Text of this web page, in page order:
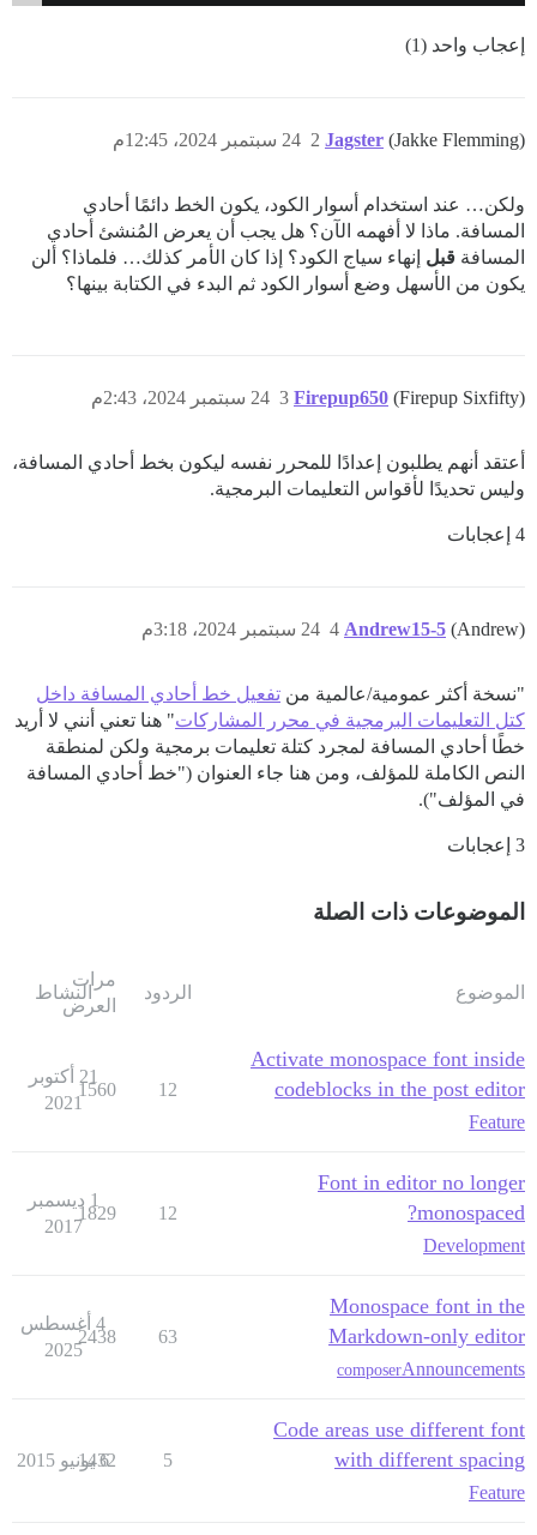
إعجاب واحد (1)
Jagster (Jakke Flemming) 24 سبتمبر 2024، 12:45م 2
ولكن… عند استخدام أسوار الكود، يكون الخط دائمًا أحادي
المسافة. ماذا لا أفهمه الآن؟ هل يجب أن يعرض المُنشئ أحادي
المسافة قبل إنهاء سياج الكود؟ إذا كان الأمر كذلك… فلماذا؟ ألن
يكون من الأسهل وضع أسوار الكود ثم البدء في الكتابة بينها؟
Firepup650 (Firepup Sixfifty) 24 سبتمبر 2024، 2:43م 3
أعتقد أنهم يطلبون إعدادًا للمحرر نفسه ليكون بخط أحادي المسافة،
وليس تحديدًا لأقواس التعليمات البرمجية.
4 إعجابات
Andrew15-5 (Andrew) 24 سبتمبر 2024، 3:18م 4
"نسخة أكثر عمومية/عالمية من تفعيل خط أحادي المسافة داخل
كتل التعليمات البرمجية في محرر المشاركات" هنا تعني أنني لا أريد
خطًا أحادي المسافة لمجرد كتلة تعليمات برمجية ولكن لمنطقة
النص الكاملة للمؤلف، ومن هنا جاء العنوان ("خط أحادي المسافة
في المؤلف").
3 إعجابات
الموضوعات ذات الصلة
الموضوع الردود
مرات
العرض
النشاط
Activate monospace font inside
codeblocks in the post editor
Feature
12
1560
21 أكتوبر
2021
Font in editor no longer
monospaced?
Development
12
1829
1 ديسمبر
2017
Monospace font in the
Markdown-only editor
Announcements
composer
63
2438
4 أغسطس
2025
Code areas use different font
with different spacing
Feature
5
1432
6 يونيو 2015